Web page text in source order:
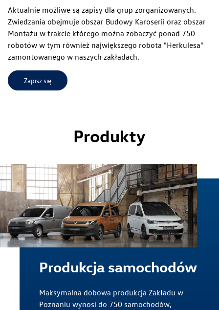
Zrównoważony rozwój
Aktualnie możliwe są zapisy dla grup zorganizowanych.
Zwiedzania obejmuje obszar Budowy Karoserii oraz obszar
Montażu w trakcie którego można zobaczyć ponad 750
robotów w tym również największego robota "Herkulesa"
zamontowanego w naszych zakładach.
Zapisz się
Produkty
Produkcja samochodów
Maksymalna dobowa produkcja Zakładu w
Poznaniu wynosi do 750 samochodów,